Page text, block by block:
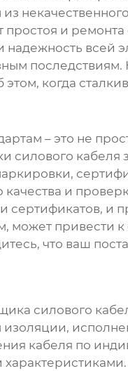
простоя и
всей
последствиям.
когда
– это не
силового кабеля
и
сертификатов, и
может привести
что ваш
силового
кабеля по